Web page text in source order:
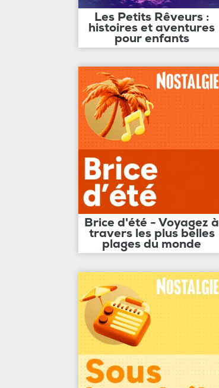
Les Petits Rêveurs :
histoires et aventures
pour enfants
Brice d'été - Voyagez à
travers les plus belles
plages du monde